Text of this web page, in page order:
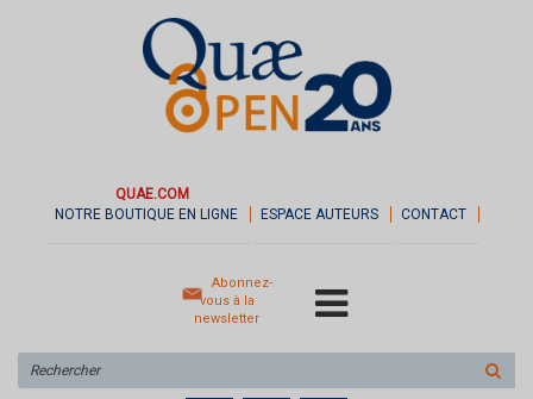
QUAE.COM
NOTRE BOUTIQUE EN LIGNE
ESPACE AUTEURS CONTACT
Abonnez-
vous à la
newsletter
sur